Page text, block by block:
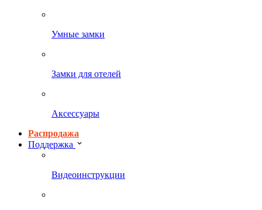
Умные замки
Замки для отелей
Аксессуары
Распродажа
Поддержка
Видеоинструкции